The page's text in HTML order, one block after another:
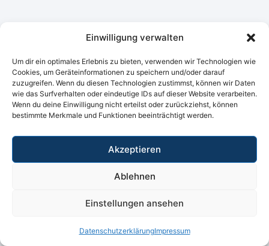
Einwilligung verwalten
Um dir ein optimales Erlebnis zu bieten, verwenden wir Technologien wie
Cookies, um Geräteinformationen zu speichern und/oder darauf
zuzugreifen. Wenn du diesen Technologien zustimmst, können wir Daten
wie das Surfverhalten oder eindeutige IDs auf dieser Website verarbeiten.
Wenn du deine Einwilligung nicht erteilst oder zurückziehst, können
bestimmte Merkmale und Funktionen beeinträchtigt werden.
Akzeptieren
Ablehnen
Einstellungen ansehen
DatenschutzerklärungImpressum